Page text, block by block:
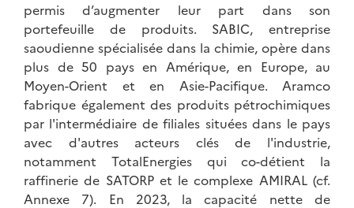
permis d’augmenter leur part dans son
portefeuille de produits. SABIC, entreprise
saoudienne spécialisée dans la chimie, opère dans
plus de 50 pays en Amérique, en Europe, au
Moyen-Orient et en Asie-Pacifique. Aramco
fabrique également des produits pétrochimiques
par l'intermédiaire de filiales situées dans le pays
avec d'autres acteurs clés de l'industrie,
notamment TotalEnergies qui co-détient la
raffinerie de SATORP et le complexe AMIRAL (cf.
Annexe 7). En 2023, la capacité nette de